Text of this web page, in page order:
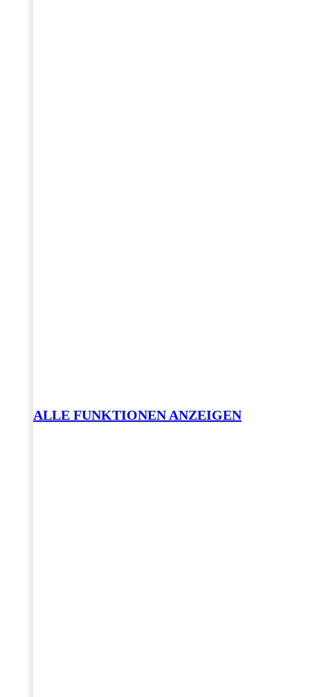
ALLE FUNKTIONEN ANZEIGEN